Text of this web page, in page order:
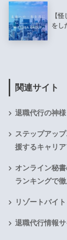
【
をし
関連サイト
退職代行の神
ステップアッ
援するキャリ
オンライン秘
ランキングで
リゾートバイ
退職代行情報サ